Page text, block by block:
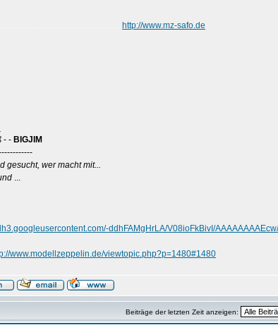
http://www.mz-safo.de
- - BIGJIM
gesucht, wer macht mit...
...
ddhFAMgHrLA/V08ioFkBivI/
www.modellzeppelin.de/viewtopic.php?p=1480#1480
Beiträge der letzten Zeit anzeigen: